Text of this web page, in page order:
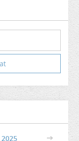
2025 >>